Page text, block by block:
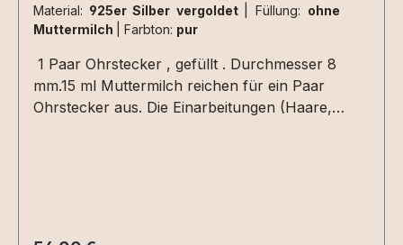
Material: 925er Silber vergoldet Füllung: ohne
Muttermilch
Farbton: pur
1 Paar Ohrstecker , gefüllt . Durchmesser 8
mm.15 ml Muttermilch reichen für ein Paar
Ohrstecker aus. Die Einarbeitungen (Haare,